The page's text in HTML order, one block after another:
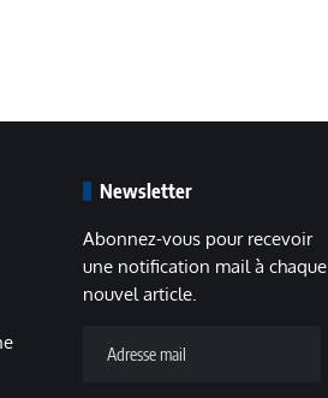
Newsletter
Abonnez-vous pour recevoir
une notification mail à chaque
nouvel article.
mail